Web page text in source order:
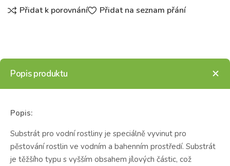
Přidat k porovnání
Přidat na seznam přání
Popis produktu
Popis:
Substrát pro vodní rostliny je speciálně vyvinut pro
pěstování rostlin ve vodním a bahenním prostředí. Substrát
je těžšího typu s vyšším obsahem jílových částic, což